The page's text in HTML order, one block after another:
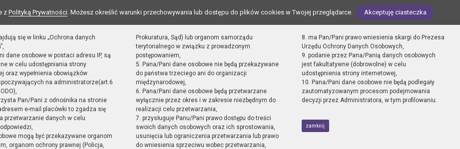
z Polityką Prywatności. Możesz określić warunki przechowywania lub dostępu do plików cookies w Twojej przeglądarce. Akceptuję ciasteczka
się w linku „Ochrona danych
dane osobowe w postaci adresu IP, są
w celu udostępniania strony
oraz wypełnienia obowiązków
na administratorze(art.6
Pan/Pani z odnośnika na stronie
e-mail placówki to zgadza się
przetwarzanie danych w celu
mogą być przekazywane organom
organom ochrony prawnej (Policja,
Prokuratura, Sąd) lub organom samorządu
terytorialnego w związku z prowadzonym
postępowaniem,
5. Pana/Pani dane osobowe nie będą przekazywane
do państwa trzeciego ani do organizacji
międzynarodowej,
6. Pana/Pani dane osobowe będą przetwarzane
wyłącznie przez okres i w zakresie niezbędnym do
realizacji celu przetwarzania,
7. przysługuje Panu/Pani prawo dostępu do treści
swoich danych osobowych oraz ich sprostowania,
usunięcia lub ograniczenia przetwarzania lub prawo
do wniesienia sprzeciwu wobec przetwarzania,
8. ma Pan/Pani prawo wniesienia skargi do Prezesa
Urzędu Ochrony Danych Osobowych,
9. podanie przez Pana/Panią danych osobowych
jest fakultatywne (dobrowolne) w celu
udostępnienia strony internetowej,
10. Pana/Pani dane osobowe nie będą podlegały
zautomatyzowanym procesom podejmowania
decyzji przez Administratora, w tym profilowaniu.
zamknij